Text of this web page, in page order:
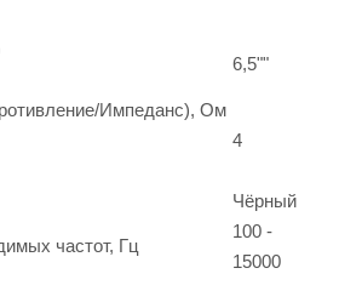
6,5""
Импеданс), Ом
4
Чёрный
частот, Гц
100 -
15000